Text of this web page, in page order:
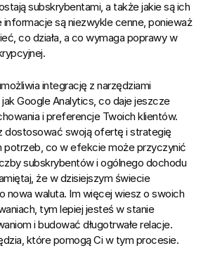
subskrybentami, a także jakie są ich
są niezwykle cenne, ponieważ
co działa, a co wymaga poprawy w
integrację z narzędziami
Google Analytics, co daje jeszcze
dostosować swoją ofertę i strategię
potrzeb, co w efekcie może przyczynić
subskrybentów i ogólnego dochodu
że w dzisiejszym świecie
nowa waluta. Im więcej wiesz o swoich
tym lepiej jesteś w stanie
i budować długotrwałe relacje.
które pomogą Ci w tym procesie.